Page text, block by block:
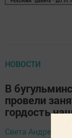
НОВОСТИ
В
провели
гордость
Света Андреева,